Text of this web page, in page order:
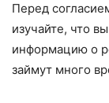
Перед
изучайте, что
информацию о
займут много